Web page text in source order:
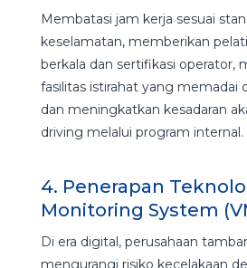
Membatasi jam kerja sesuai
keselamatan, memberikan
berkala dan sertifikasi operator,
fasilitas istirahat yang memadai
dan meningkatkan kesadaran
driving melalui program internal.
4. Penerapan
Monitoring System
Di era digital, perusahaan
mengurangi risiko kecelakaan